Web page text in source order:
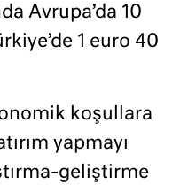
Avrupa’da 10
1 euro 40
koşullara
yapmayı
geliştirme